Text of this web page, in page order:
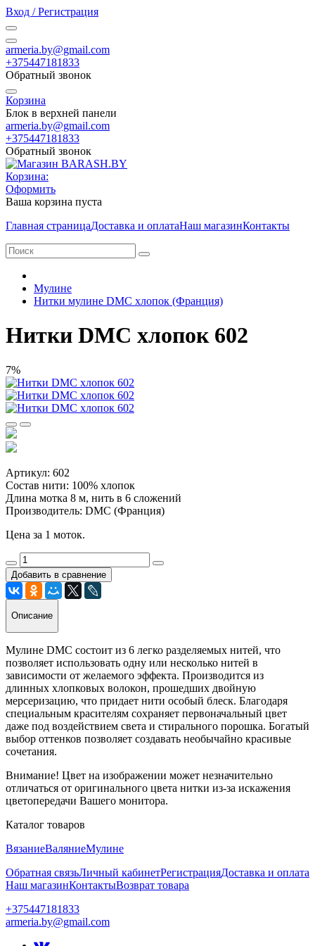
Вход / Регистрация
armeria.by@gmail.com
+375447181833
Обратный звонок
Корзина
Блок в верхней панели
armeria.by@gmail.com
+375447181833
Обратный звонок
Корзина:
Оформить
Ваша корзина пуста
Главная страницаДоставка и оплатаНаш магазинКонтакты
Мулине
Нитки мулине DMC хлопок (Франция)
Нитки DMC хлопок 602
7%
Артикул: 602
Состав нити: 100% хлопок
Длина мотка 8 м, нить в 6 сложений
Производитель: DMC (Франция)
Цена за 1 моток.
Добавить в сравнение
Описание
Мулине DMC состоит из 6 легко разделяемых нитей, что
позволяет использовать одну или несколько нитей в
зависимости от желаемого эффекта. Производится из
длинных хлопковых волокон, прошедших двойную
мерсеризацию, что придает нити особый блеск. Благодаря
специальным красителям сохраняет первоначальный цвет
даже под воздействием света и стирального порошка. Богатый
выбор оттенков позволяет создавать необычайно красивые
сочетания.
Внимание! Цвет на изображении может незначительно
отличаться от оригинального цвета нитки из-за искажения
цветопередачи Вашего монитора.
Каталог товаров
ВязаниеВаляниеМулине
Обратная связьЛичный кабинетРегистрацияДоставка и оплата
Наш магазинКонтактыВозврат товара
+375447181833
armeria.by@gmail.com